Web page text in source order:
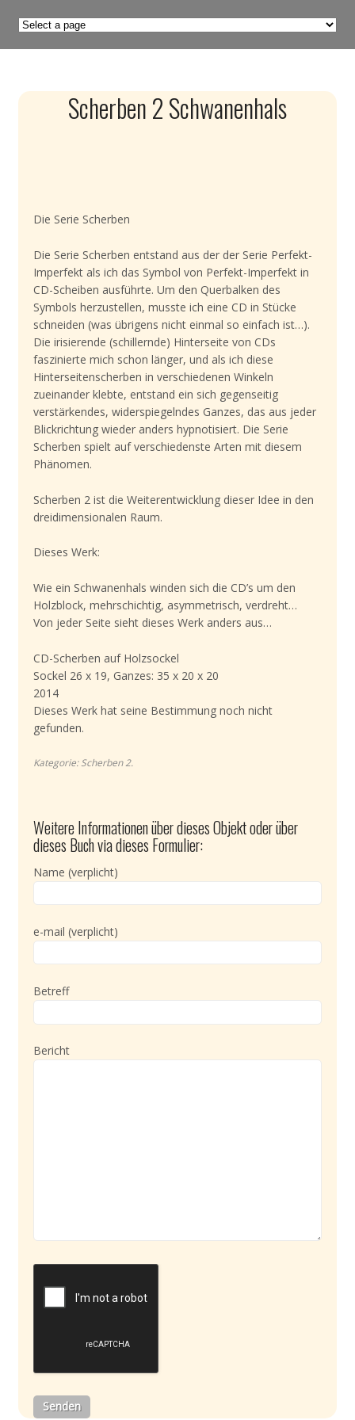
Scherben 2 Schwanenhals
Die Serie Scherben
Die Serie Scherben entstand aus der der Serie Perfekt-
Imperfekt als ich das Symbol von Perfekt-Imperfekt in
CD-Scheiben ausführte. Um den Querbalken des
Symbols herzustellen, musste ich eine CD in Stücke
schneiden (was übrigens nicht einmal so einfach ist…).
Die irisierende (schillernde) Hinterseite von CDs
faszinierte mich schon länger, und als ich diese
Hinterseitenscherben in verschiedenen Winkeln
zueinander klebte, entstand ein sich gegenseitig
verstärkendes, widerspiegelndes Ganzes, das aus jeder
Blickrichtung wieder anders hypnotisiert. Die Serie
Scherben spielt auf verschiedenste Arten mit diesem
Phänomen.
Scherben 2 ist die Weiterentwicklung dieser Idee in den
dreidimensionalen Raum.
Dieses Werk:
Wie ein Schwanenhals winden sich die CD’s um den
Holzblock, mehrschichtig, asymmetrisch, verdreht…
Von jeder Seite sieht dieses Werk anders aus…
CD-Scherben auf Holzsockel
Sockel 26 x 19, Ganzes: 35 x 20 x 20
2014
Dieses Werk hat seine Bestimmung noch nicht
gefunden.
Kategorie:Scherben 2.
Weitere Informationen über dieses Objekt oder über
dieses Buch via dieses Formulier:
Name (verplicht)
e-mail (verplicht)
Betreff
Bericht